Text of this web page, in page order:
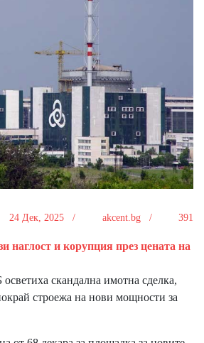
24 Дек, 2025 / akcent.bg / 391
наглост и корупция през цената на
скандална имотна сделка,
строежа на нови мощности за